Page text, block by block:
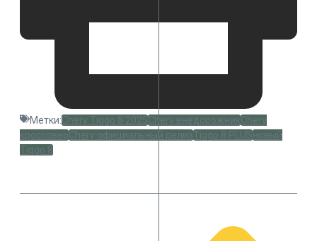
Метки:Chery Tiggo 8 2025Chery внедорожникChery
кроссоверChery официальный релизTiggo 8 PLUSновый
Tiggo 8